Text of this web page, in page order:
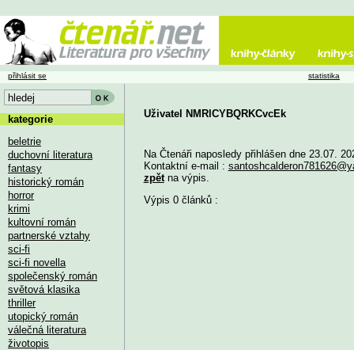
Uživatel NMRlCYBQRKCvcEk
Na Čtenáři naposledy přihlášen dne 23.07.
Kontaktní e-mail :
zpětna výpis.
Výpis 0 článků :
přihlásit se statistika
kategorie
beletrie
duchovní literatura
fantasy
historický román
horror
krimi
kultovní román
partnerské vztahy
sci-fi
sci-fi novella
společenský román
světová klasika
thriller
utopický román
válečná literatura
životopis